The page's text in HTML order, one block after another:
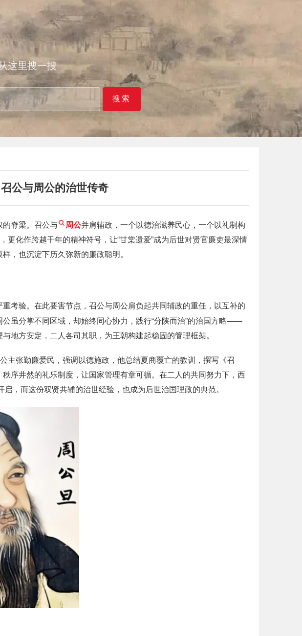
这里搜一搜
搜索
公与周公的治世传奇
的脊梁。召公与 周公并肩辅政，一个以德治滋养民心，一个以礼制构
更化作跨越千年的精神符号，让“甘棠遗爱”成为后世对贤官廉吏最深情
，也沉淀下历久弥新的廉政聪明。
考验。在此要害节点，召公与周公肩负起共同辅政的重任，以互补的
虽分掌不同区域，却始终同心协力，践行“分陕而治”的治国方略——
地方安定，二人各司其职，为王朝构建起稳固的管理框架。
主张勤廉爱民，强调以德施政，他总结夏商覆亡的教训，撰写《召
序井然的礼乐制度，让国家管理有章可循。在二人的共同努力下，西
，而这份双贤共辅的治世经验，也成为后世治国理政的典范。